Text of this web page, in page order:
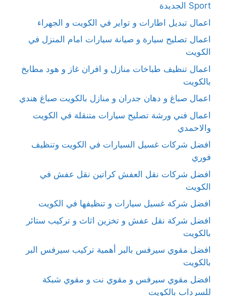
Sport الجديدة
اعمال تبديل اطارات و تواير في الكويت و الجهراء
اعمال تصليح سيارة و صيانة سيارات امام المنزل في
الكويت
اعمال تنظيف طباخات منازل و افران غاز و هود مطابخ
بالكويت
اعمال صباغ و دهان جدران و منازل بالكويت صباغ هندي
اعمال فني ورشة تصليح سيارات متنقلة في الكويت
والاحمدي
افضل شركات غسيل السيارات في الكويت وتنظيف
فوري
افضل شركات نقل العفش كراتين نقل عفش في
الكويت
افضل شركة غسيل سيارات و تنظيفها في الكويت
افضل شركة نقل عفش و تخزين اثاث و تركيب ستائر
بالكويت
افضل مقوي سيرفس بالبر أهمية تركيب سيرفس البر
بالكويت
افضل مقوي سيرفس و مقوي نت و مقوي شبكة
للسرداب بالكويت